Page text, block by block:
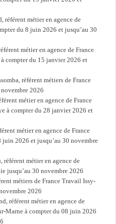
référent métier en agence de
du 8 juin 2026 et jusqu’au 30
métier en agence de France
compter du 15 janvier 2026 et
référent métiers de France
2026
métier en agence de France
à compter du 28 janvier 2026 et
métier en agence de France
2026 et jusqu’au 30 novembre
métier en agence de
jusqu’au 30 novembre 2026
métiers de France Travail Issy-
2026
référent métier en agence de
Marne à compter du 08 juin 2026